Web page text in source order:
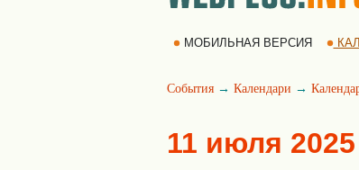
МОБИЛЬНАЯ ВЕРСИЯ
События → Календари →
11 июля